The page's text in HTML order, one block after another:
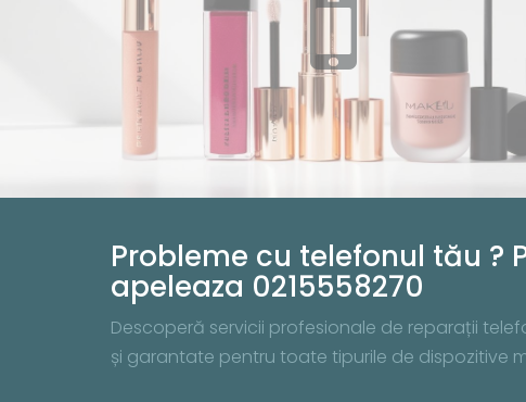
Probleme cu telefonul tău ?
apeleaza 0215558270
Descoperă servicii profesionale de reparații
și garantate pentru toate tipurile de dispozitive